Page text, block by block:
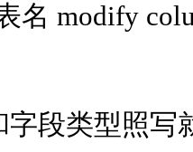
名 modify
字段类型照写